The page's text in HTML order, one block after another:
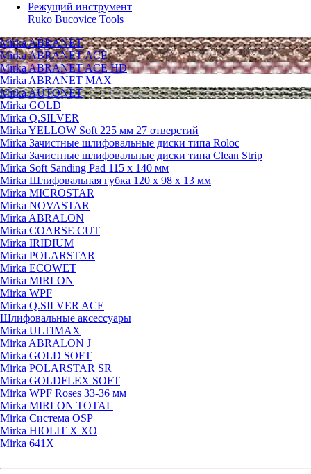
Режущий инструмент
Ruko Bucovice Tools
Mirka ABRANET
Mirka ABRANET ACE
Mirka ABRANET ACE HD
Mirka ABRANET MAX
Mirka AUTONET
Mirka GOLD
Mirka Q.SILVER
Mirka YELLOW Soft 225 мм 27 отверстий
Mirka Зачистные шлифовальные диски типа Roloc
Mirka Зачистные шлифовальные диски типа Clean Strip
Mirka Soft Sanding Pad 115 x 140 мм
Mirka Шлифовальная губка 120 x 98 x 13 мм
Mirka MICROSTAR
Mirka NOVASTAR
Mirka ABRALON
Mirka COARSE CUT
Mirka IRIDIUM
Mirka POLARSTAR
Mirka ECOWET
Mirka MIRLON
Mirka WPF
Mirka Q.SILVER ACE
Шлифовальные аксессуары
Mirka ULTIMAX
Mirka ABRALON J
Mirka GOLD SOFT
Mirka POLARSTAR SR
Mirka GOLDFLEX SOFT
Mirka WPF Roses 33-36 мм
Mirka MIRLON TOTAL
Mirka Система OSP
Mirka HIOLIT X XO
Mirka 641X